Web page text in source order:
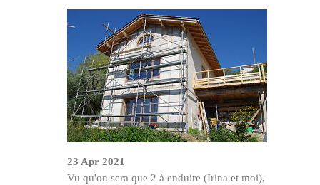
23 Apr 2021
Vu qu'on sera que 2 à enduire (Irina et moi),